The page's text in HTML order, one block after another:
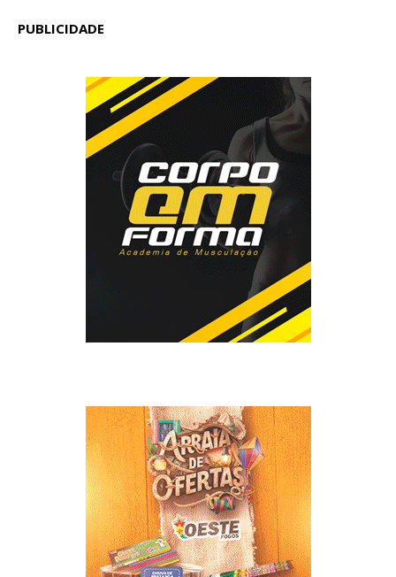
PUBLICIDADE